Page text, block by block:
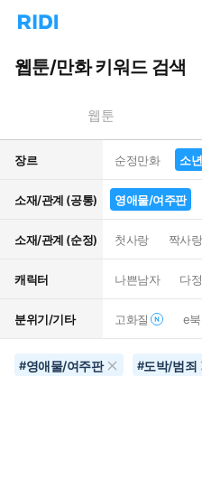
리
홈
으
턴
트
웹툰/만화 키워드 검색
웹툰
장르 순정만화 소
소재/관계 (공통) 영애물/여주판
소재/관계 (순정) 첫사랑 짝사랑
캐릭터 나쁜남자 다
분위기/기타 고화질 e북
#영애물/여주판 #도박/범죄